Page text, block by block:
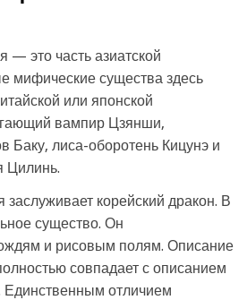
— это часть азиатской
мифические существа здесь
или японской
вампир Цзянши,
Баку, лиса-оборотень Кицунэ и
Цилинь.
корейский дракон. В
существо. Он
и рисовым полям. Описание
совпадает с описанием
Единственным отличием